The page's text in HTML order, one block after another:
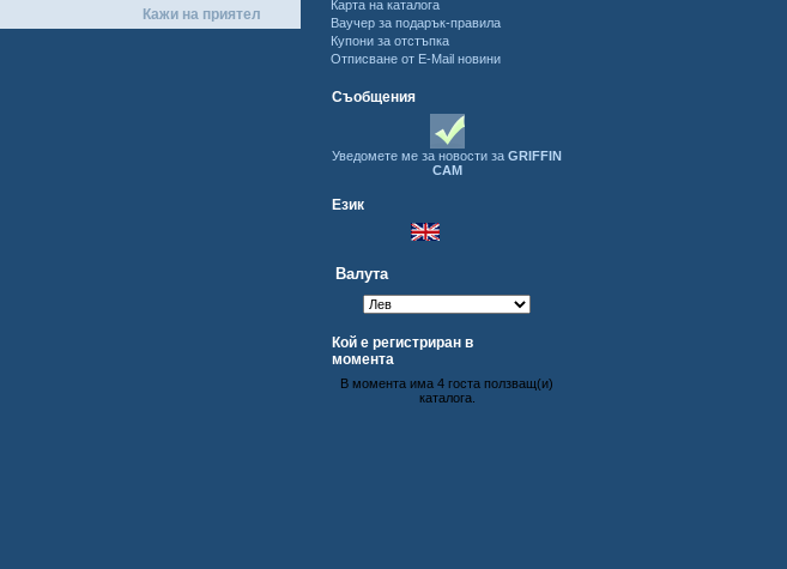
Карта на каталога
Ваучер за подарък-правила
Купони за отстъпка
Отписване от E-Mail новини
Съобщения
Уведомете ме за новости за GRIFFIN
CAM
Език
Валута
Кой е регистриран в
момента
В момента има 4 госта ползващ(и)
каталога.
Кажи на приятел